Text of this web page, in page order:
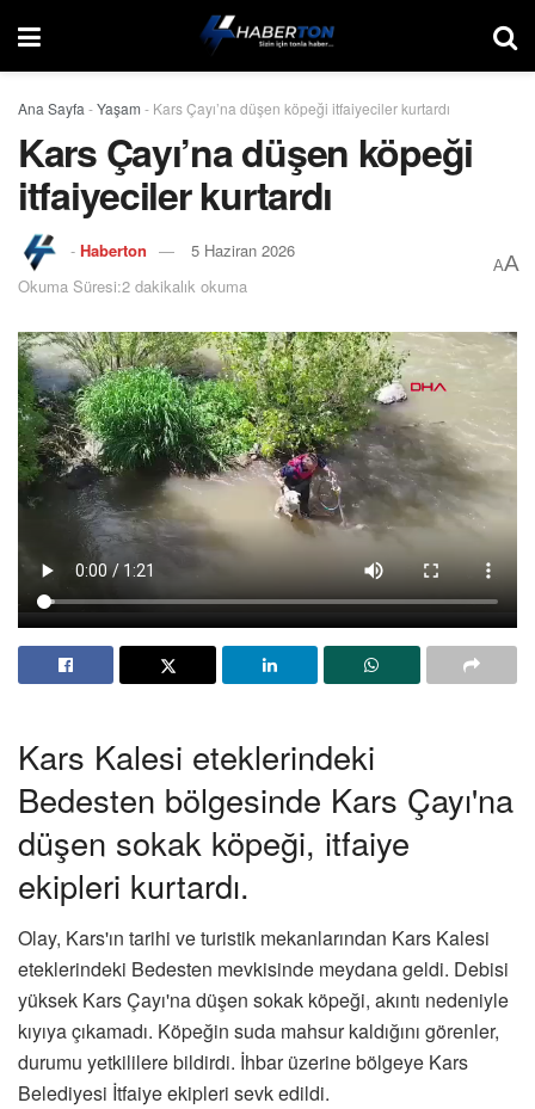
Ana Sayfa -Yaşam - Kars Çayı’na düşen köpeği itfaiyeciler kurtardı
Kars Çayı’na düşen köpeği
itfaiyeciler kurtardı
- Haberton
5 Haziran 2026
Okuma Süresi:2 dakikalık okuma
AA
Kars Kalesi eteklerindeki
Bedesten bölgesinde Kars Çayı'na
düşen sokak köpeği, itfaiye
ekipleri kurtardı.
Olay, Kars'ın tarihi ve turistik mekanlarından Kars Kalesi
eteklerindeki Bedesten mevkisinde meydana geldi. Debisi
yüksek Kars Çayı'na düşen sokak köpeği, akıntı nedeniyle
kıyıya çıkamadı. Köpeğin suda mahsur kaldığını görenler,
durumu yetkililere bildirdi. İhbar üzerine bölgeye Kars
Belediyesi İtfaiye ekipleri sevk edildi.